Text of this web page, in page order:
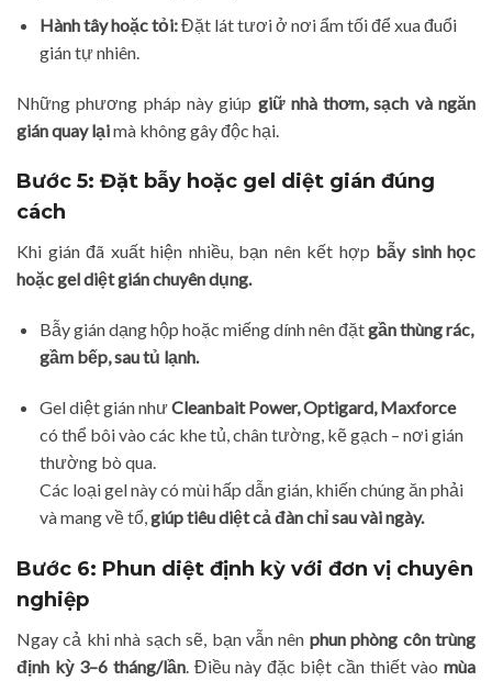
Hành tây hoặc tỏi:Đặt lát tươi ở nơi ẩm tối để xua đuổi
gián tự nhiên.
Những phương pháp này giúp giữ nhà thơm, sạch và ngăn
gián quay lạimà không gây độc hại.
Bước 5: Đặt bẫy hoặc gel diệt gián đúng
cách
Khi gián đã xuất hiện nhiều, bạn nên kết hợp bẫy sinh học
hoặc gel diệt gián chuyên dụng.
Bẫy gián dạng hộp hoặc miếng dính nên đặtgần thùng rác,
gầm bếp, sau tủ lạnh.
Gel diệt gián nhưCleanbait Power, Optigard, Maxforce
có thể bôi vào các khe tủ, chân tường, kẽ gạch – nơi gián
thường bò qua.
Các loại gel này có mùi hấp dẫn gián, khiến chúng ăn phải
và mang về tổ,giúp tiêu diệt cả đàn chỉ sau vài ngày.
Bước 6: Phun diệt định kỳ với đơn vị chuyên
nghiệp
Ngay cả khi nhà sạch sẽ, bạn vẫn nên phun phòng côn trùng
định kỳ 3–6 tháng/lần. Điều này đặc biệt cần thiết vàomùa